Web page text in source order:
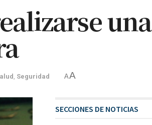
una
, Seguridad AA
SECCIONES DE NOTICIAS